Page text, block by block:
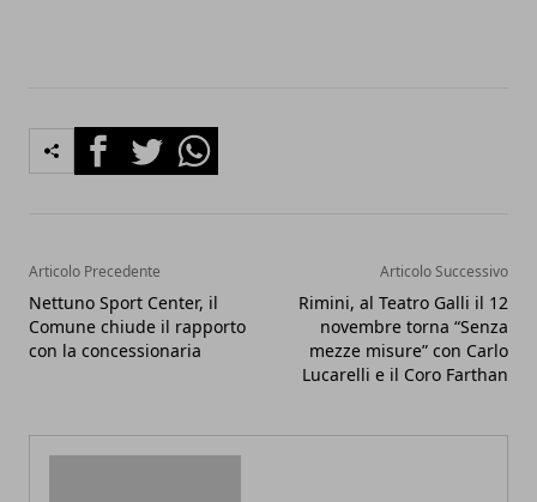
FacebookTwitterWhatsapp
Articolo Precedente
Nettuno Sport Center, il
Comune chiude il rapporto
con la concessionaria
Articolo Successivo
Rimini, al Teatro Galli il 12
novembre torna “Senza
mezze misure” con Carlo
Lucarelli e il Coro Farthan